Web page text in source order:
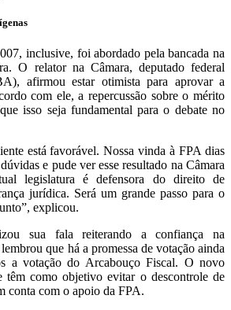
inclusive, foi abordado pela bancada na
O relator na Câmara, deputado federal
afirmou estar otimista para aprovar a
com ele, a repercussão sobre o mérito
isso seja fundamental para o debate no
está favorável. Nossa vinda à FPA dias
e pude ver esse resultado na Câmara
legislatura é defensora do direito de
jurídica. Será um grande passo para o
explicou.
sua fala reiterando a confiança na
que há a promessa de votação ainda
a votação do Arcabouço Fiscal. O novo
têm como objetivo evitar o descontrole de
conta com o apoio da FPA.